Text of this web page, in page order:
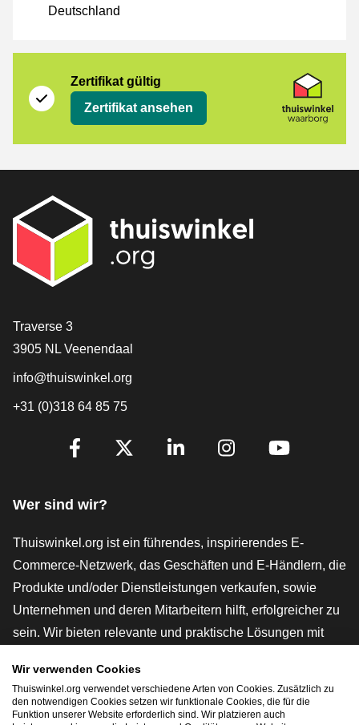
Deutschland
Zertifikat gültig
Zertifikat ansehen
[_General:Contact]
Traverse 3
3905 NL Veenendaal
info@thuiswinkel.org
+31 (0)318 64 85 75
[_General:SocialMediaTitle]
Wer sind wir?
Thuiswinkel.org ist ein führendes, inspirierendes E-
Commerce-Netzwerk, das Geschäften und E-Händlern, die
Produkte und/oder Dienstleistungen verkaufen, sowie
Unternehmen und deren Mitarbeitern hilft, erfolgreicher zu
sein. Wir bieten relevante und praktische Lösungen mit
rechtlichen Instrumenten und Beratung,
Interessenvertretung, Marktforschung und verfügen über
Wir verwenden Cookies
Thuiswinkel.org verwendet verschiedene Arten von Cookies. Zusätzlich zu
den notwendigen Cookies setzen wir funktionale Cookies, die für die
Funktion unserer Website erforderlich sind. Wir platzieren auch